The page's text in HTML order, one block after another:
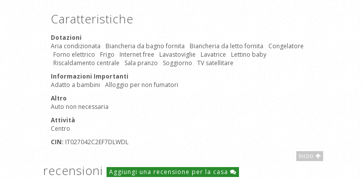
Caratteristiche
Dotazioni
Aria condizionata
Biancheria da bagno fornita Biancheria da letto fornita
Congelatore
Forno elettrico
Frigo Internet free Lavastoviglie Lavatrice
Lettino baby
Riscaldamento centrale
Sala pranzo Soggiorno
TV satellitare
Informazioni Importanti
Adatto a bambini
Alloggio per non fumatori
Altro
Auto non necessaria
Attività
Centro
CIN: IT027042C2EF7DLWDL
Inizio
recensioni Aggiungi una recensione per la casa